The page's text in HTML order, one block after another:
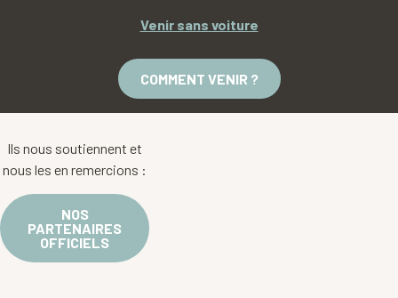
Venir sans voiture
COMMENT VENIR ?
Ils nous soutiennent et
nous les en remercions :
NOS
PARTENAIRES
OFFICIELS